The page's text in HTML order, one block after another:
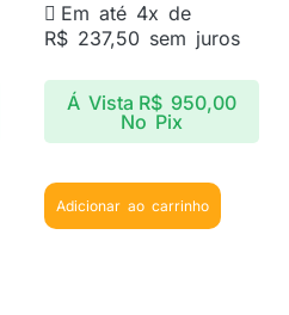
Em até 4x de
R$237,50 sem juros
Á Vista R$950,00
No Pix
Adicionar ao carrinho